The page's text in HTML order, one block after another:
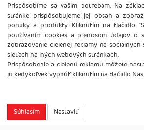
Prispôsobíme sa vašim potrebám. Na
stránke prispôsobujeme jej obsah a
ponuky a produkty. Kliknutím na tlačidlo
používaním cookies a prenosom údajov o
zobrazovanie cielenej reklamy na
sieťach na iných webových stránkach.
Prispôsobenie a cielenú reklamu môžete
ju kedykoľvek vypnúť kliknutím na tlačidlo
Súhlasím Nastaviť